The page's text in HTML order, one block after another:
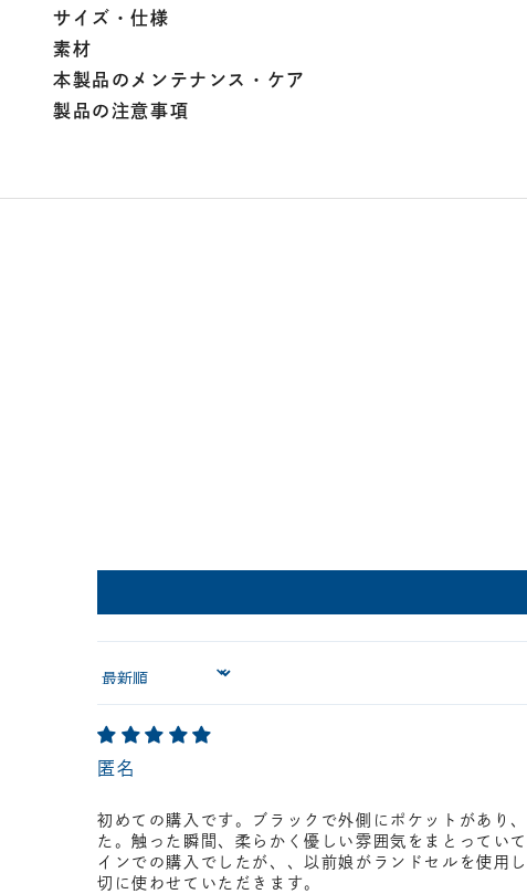
サイズ・仕様
素材
本製品のメンテナンス・ケア
製品の注意事項
Sort by
匿名
初めての購入です。ブラックで外側にポケットがあり
た。触った瞬間、柔らかく優しい雰囲気をまとってい
インでの購入でしたが、、以前娘がランドセルを使用
切に使わせていただきます。